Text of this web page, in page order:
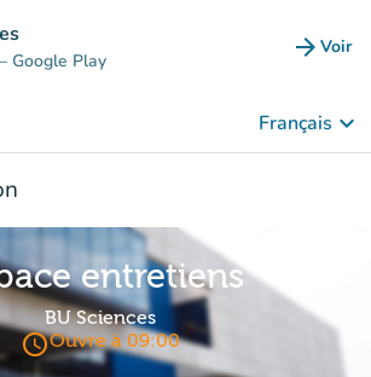
– Google Play arrow_forward Voir
Français keyboard_arrow_down
entretiens
BU Sciences
access_timeOuvre à 09:00